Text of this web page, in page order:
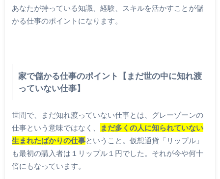
あなたが持っている知識、経験、スキルを活かすことが儲
かる仕事のポイントになります。
家で儲かる仕事のポイント【まだ世の中に知れ渡
っていない仕事】
世間で、まだ知れ渡っていない仕事とは、グレーゾーンの
仕事という意味ではなく、
まだ多くの人に知られていない
生まれたばかりの仕事ということ。仮想通貨「リップル」
も最初の購入者は１リップル１円でした。それが今や何十
倍にもなっています。